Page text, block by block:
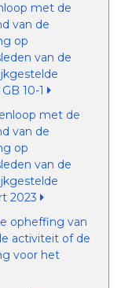
met de
van de
op
van de
10-1
met de
van de
op
van de
2023
opheffing van
activiteit of de
voor het